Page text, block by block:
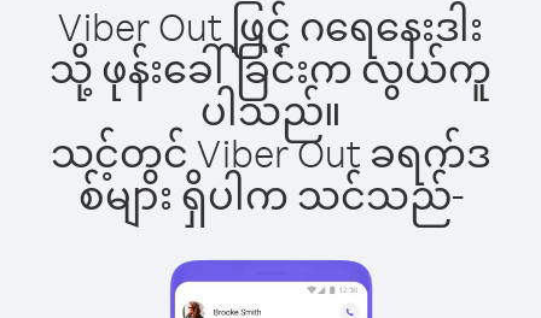
Viber Out ဖြင့် ဂရေနေးဒါး
သို့ ဖုန်းခေါ်ခြင်းက လွယ်ကူ
ပါသည်။
သင့်တွင် Viber Out ခရက်ဒ
စ်များ ရှိပါက သင်သည်-